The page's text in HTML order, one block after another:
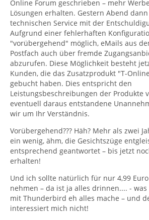
Online Forum geschrieben – mehr
Lösungen erhalten. Gestern Abend
technischen Service mit der
Aufgrund einer fehlerhaften
"vorübergehend" möglich, eMails aus
Postfach auch über fremde
abzurufen. Diese Möglichkeit besteht
Kunden, die das Zusatzprodukt "T-
gebucht haben. Dies entspricht den
Leistungsbeschreibungen der Produkte
eventuell daraus entstandene
wir um Ihr Verständnis.
Vorübergehend??? Häh? Mehr als zwei
ein wenig, ähm, die Gesichtszüge
entsprechend geantwortet – bis jetzt
erhalten!
Und ich sollte natürlich für nur 4,99
nehmen – da ist ja alles drinnen.... -
mit Thunderbird eh alles mache – und
interessiert mich nicht!